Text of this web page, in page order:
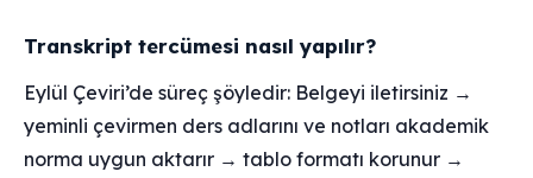
Transkript tercümesi nasıl yapılır?
Eylül Çeviri’de süreç şöyledir: Belgeyi iletirsiniz →
yeminli çevirmen ders adlarını ve notları akademik
norma uygun aktarır → tablo formatı korunur →